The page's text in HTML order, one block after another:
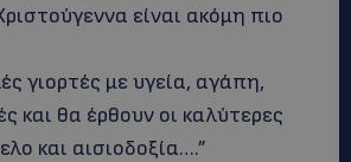
είναι ακόμη πιο
γιορτές με υγεία, αγάπη,
και θα έρθουν οι καλύτερες
και αισιοδοξία….”